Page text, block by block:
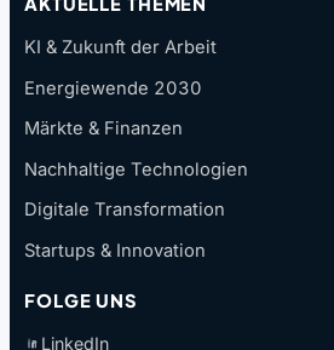
KI & Zukunft der Arbeit
Energiewende 2030
Märkte & Finanzen
Nachhaltige Technologien
Digitale Transformation
Startups & Innovation
FOLGE UNS
LinkedIn